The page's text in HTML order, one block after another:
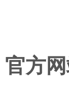
官方